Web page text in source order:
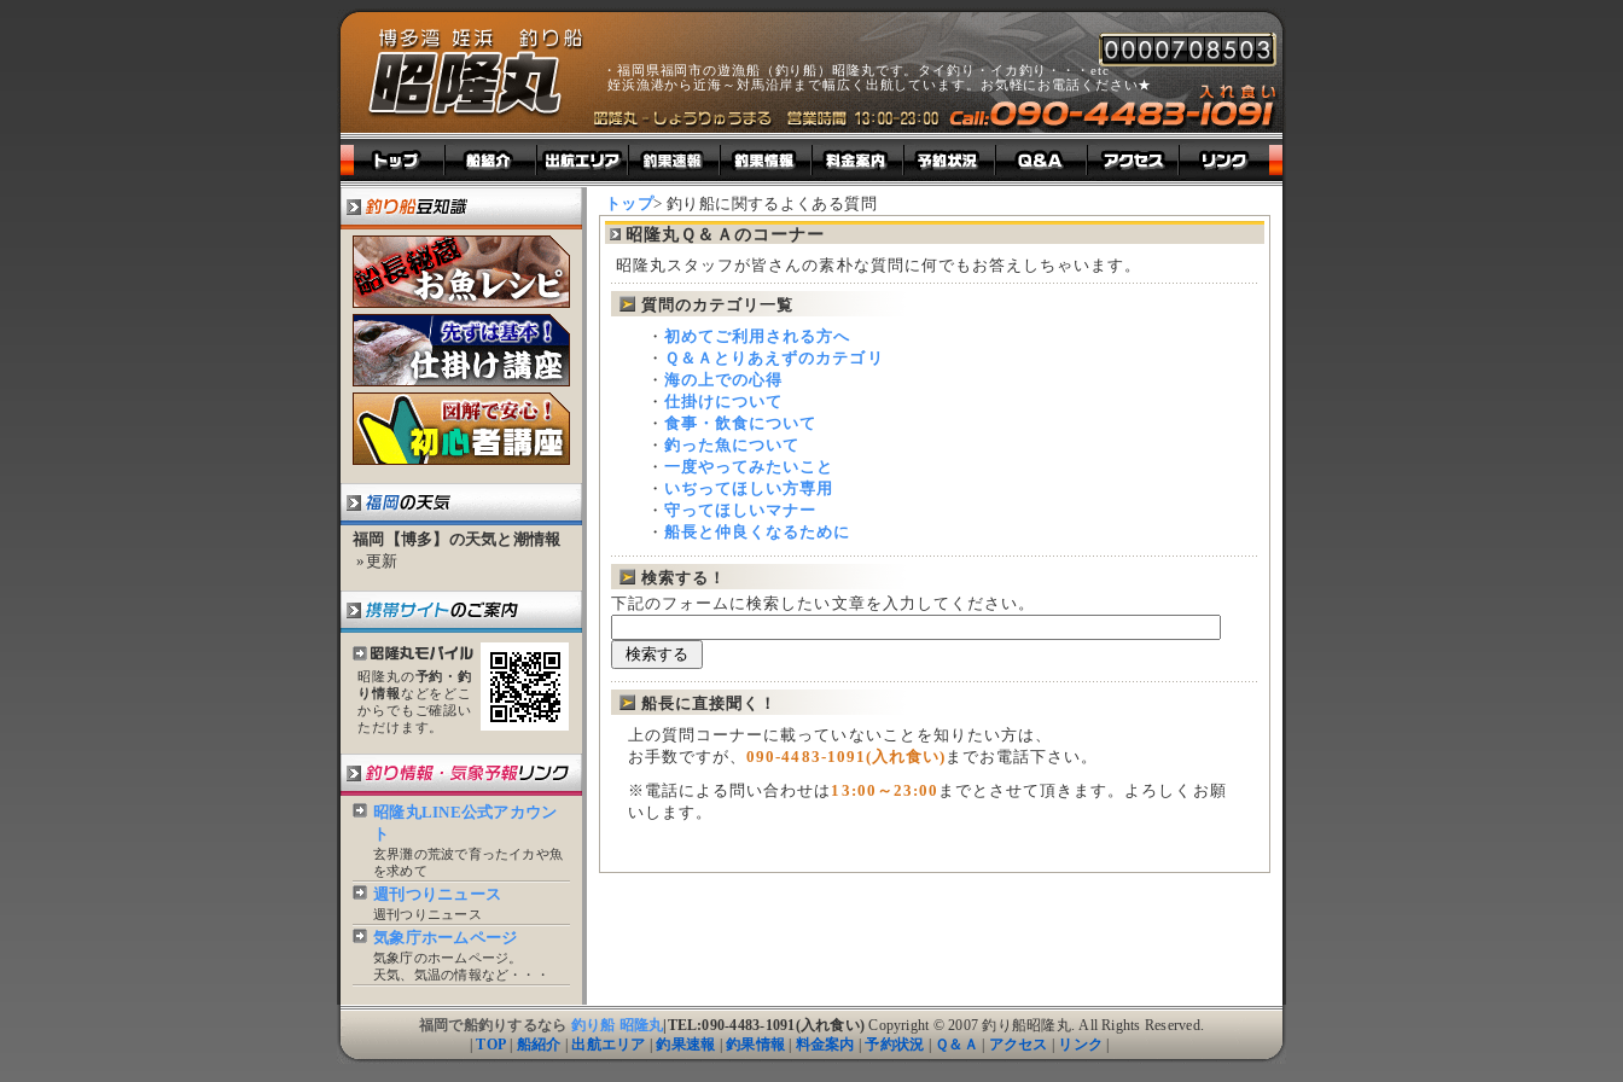
・福岡県福岡市の遊漁船（釣り船）昭隆丸です。タイ釣り・イカ釣り・・・etc
姪浜漁港から近海～対馬沿岸まで幅広く出航しています。お気軽にお電話ください★
福岡【博多】の天気と潮情報
»更新
昭隆丸の予約・釣
り情報などをどこ
からでもご確認い
ただけます。
昭隆丸LINE公式アカウン
ト
玄界灘の荒波で育ったイカや魚
を求めて
週刊つりニュース
週刊つりニュース
気象庁ホームページ
気象庁のホームページ。
天気、気温の情報など・・・
トップ> 釣り船に関するよくある質問
昭隆丸Ｑ＆Ａのコーナー
昭隆丸スタッフが皆さんの素朴な質問に何でもお答えしちゃいます。
質問のカテゴリ一覧
・初めてご利用される方へ
・ Ｑ＆Ａとりあえずのカテゴリ
・海の上での心得
・仕掛けについて
・食事・飲食について
・釣った魚について
・一度やってみたいこと
・ いぢってほしい方専用
・守ってほしいマナー
・船長と仲良くなるために
検索する！
下記のフォームに検索したい文章を入力してください。
船長に直接聞く！
上の質問コーナーに載っていないことを知りたい方は、
お手数ですが、090-4483-1091(入れ食い) までお電話下さい。
※電話による問い合わせは 13:00～23:00 までとさせて頂きます。よろしくお願
いします。
福岡で船釣りするなら 釣り船 昭隆丸|TEL:090-4483-1091(入れ食い)Copyright © 2007 釣り船昭隆丸. All Rights Reserved.
|TOP 船紹介 |出航エリア |釣果速報 |釣果情報 料金案内 |予約状況 Ｑ＆Ａ アクセス リンク